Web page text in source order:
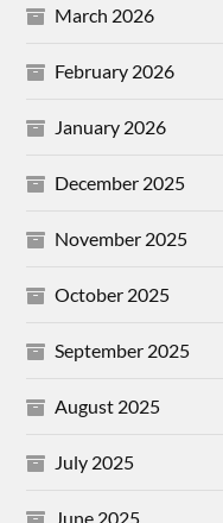
March 2026
February 2026
January 2026
December 2025
November 2025
October 2025
September 2025
August 2025
July 2025
June 2025